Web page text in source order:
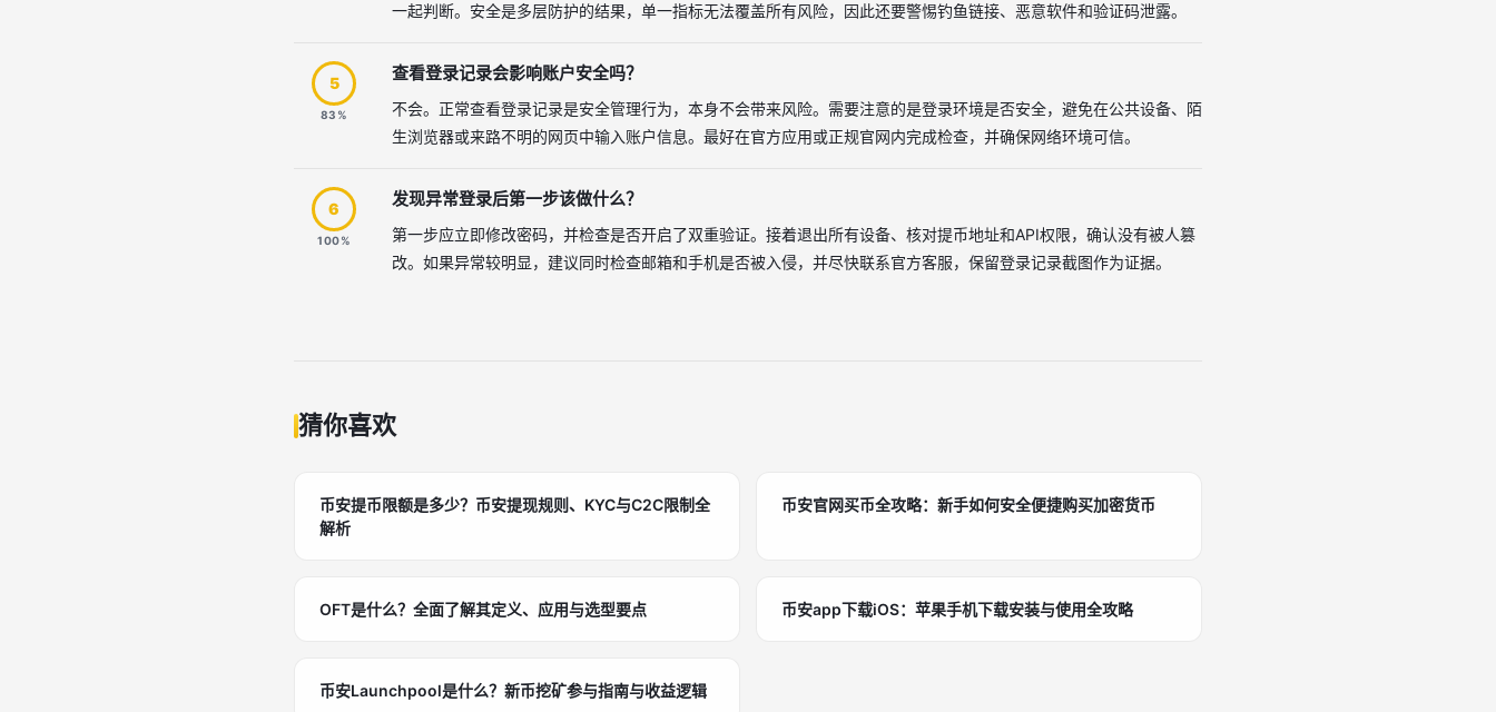
一起判断。安全是多层防护的结果，单一指标无法覆盖所有风险，因此还要警惕钓鱼链接、恶意软件和验证码泄露。
5
83%
查看登录记录会影响账户安全吗？
不会。正常查看登录记录是安全管理行为，本身不会带来风险。需要注意的是登录环境是否安全，避免在公共设备、陌
生浏览器或来路不明的网页中输入账户信息。最好在官方应用或正规官网内完成检查，并确保网络环境可信。
6
100%
发现异常登录后第一步该做什么？
第一步应立即修改密码，并检查是否开启了双重验证。接着退出所有设备、核对提币地址和API权限，确认没有被人篡
改。如果异常较明显，建议同时检查邮箱和手机是否被入侵，并尽快联系官方客服，保留登录记录截图作为证据。
猜你喜欢
币安提币限额是多少？币安提现规则、KYC与C2C限制全
解析
币安官网买币全攻略：新手如何安全便捷购买加密货币
OFT是什么？全面了解其定义、应用与选型要点 币安app下载iOS：苹果手机下载安装与使用全攻略
币安Launchpool是什么？新币挖矿参与指南与收益逻辑